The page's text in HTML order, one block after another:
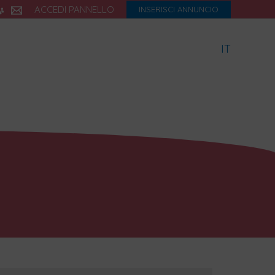
ACCEDI PANNELLO INSERISCI ANNUNCIO
IT